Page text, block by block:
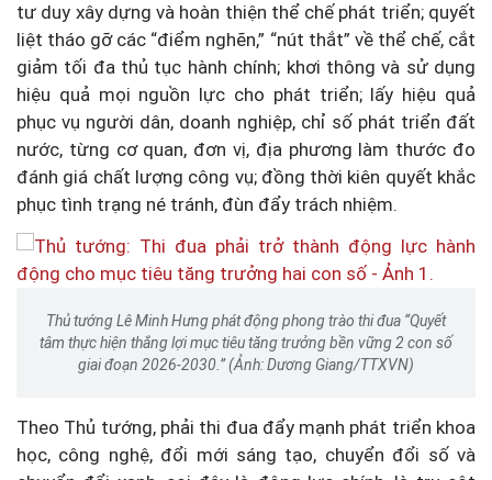
tư duy xây dựng và hoàn thiện thể chế phát triển; quyết
liệt tháo gỡ các “điểm nghẽn,” “nút thắt” về thể chế, cắt
giảm tối đa thủ tục hành chính; khơi thông và sử dụng
hiệu quả mọi nguồn lực cho phát triển; lấy hiệu quả
phục vụ người dân, doanh nghiệp, chỉ số phát triển đất
nước, từng cơ quan, đơn vị, địa phương làm thước đo
đánh giá chất lượng công vụ; đồng thời kiên quyết khắc
phục tình trạng né tránh, đùn đẩy trách nhiệm.
Thủ tướng Lê Minh Hưng phát động phong trào thi đua “Quyết
tâm thực hiện thắng lợi mục tiêu tăng trưởng bền vững 2 con số
giai đoạn 2026-2030.” (Ảnh: Dương Giang/TTXVN)
Theo Thủ tướng, phải thi đua đẩy mạnh phát triển khoa
học, công nghệ, đổi mới sáng tạo, chuyển đổi số và